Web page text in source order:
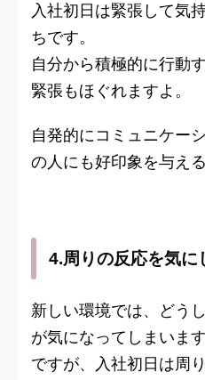
入社初日は緊張して気
ちです。
自分から積極的に行動
緊張もほぐれますよ。
自発的にコミュニケー
の人にも好印象を与え
4.周りの反応を気に
新しい環境では、どう
が気になってしまいます
ですが、入社初日は周